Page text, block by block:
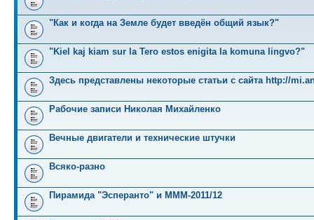
"Как и когда на Земле будет введён общий язык?"
"Kiel kaj kiam sur la Tero estos enigita la komuna lingvo?"
Здесь представлены некоторые статьи с сайта http://
Рабочие записи Николая Михайленко
Вечные двигатели и технические штучки
Всяко-разно
Пирамида "Эсперанто" и MMM-2011/12